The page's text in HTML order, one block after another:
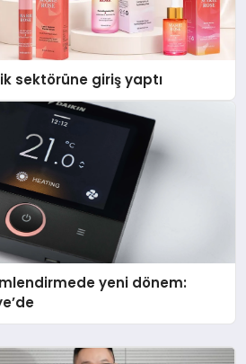
sektörüne giriş yaptı
yeni dönem: